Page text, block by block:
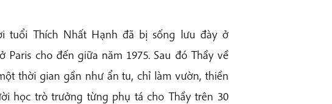
tuổi Thích Nhất Hạnh đã bị sống lưu đày ở
cho đến giữa năm 1975. Sau đó Thầy về
thời gian gần như ẩn tu, chỉ làm vườn, thiền
học trò trưởng từng phụ tá cho Thầy trên 30